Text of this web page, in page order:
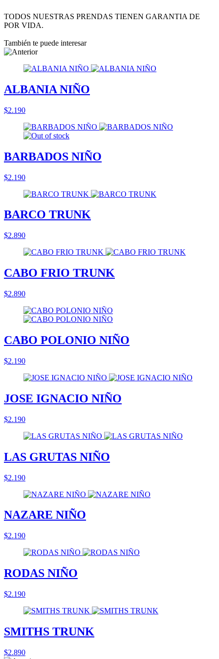
TODOS NUESTRAS PRENDAS TIENEN GARANTIA DE
POR VIDA.
También te puede interesar
ALBANIA NIÑO
$2.190
BARBADOS NIÑO
$2.190
BARCO TRUNK
$2.890
CABO FRIO TRUNK
$2.890
CABO POLONIO NIÑO
$2.190
JOSE IGNACIO NIÑO
$2.190
LAS GRUTAS NIÑO
$2.190
NAZARE NIÑO
$2.190
RODAS NIÑO
$2.190
SMITHS TRUNK
$2.890